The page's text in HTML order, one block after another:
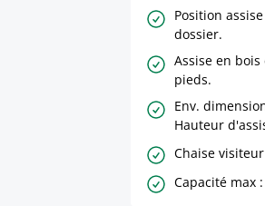
Position
dossier.
Assise en
pieds.
Env.
Hauteur
Chaise
Capacité max